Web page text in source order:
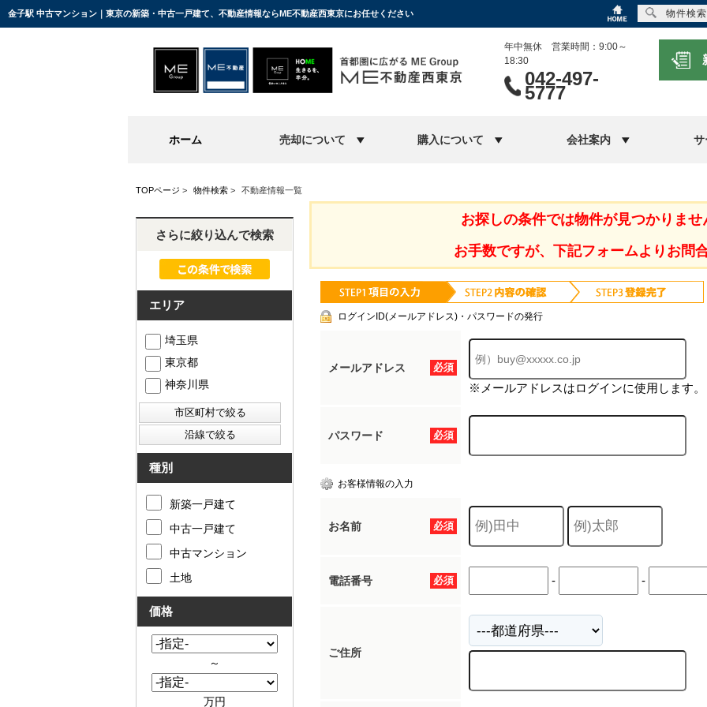
金子駅 中古マンション｜東京の新築・中古一戸建て、不動産情報ならME不動産西東京にお任せください
年中無休 営業時間：9:00～
18:30
042-497-
5777
ホーム 売却について 購入について 会社案内 サ
TOPページ > 物件検索 > 不動産情報一覧
お探しの条件では物件が見つかりませ
お手数ですが、下記フォームよりお問
ログインID(メールアドレス)・パスワードの発行
必須
メールアドレス
※メールアドレスはログインに使用します。
必須
パスワード
お客様情報の入力
必須
お名前
必須
電話番号 - -
ご住所
さらに絞り込んで検索
エリア
埼玉県
東京都
神奈川県
種別
新築一戸建て
中古一戸建て
中古マンション
土地
価格
～
万円
物件検索